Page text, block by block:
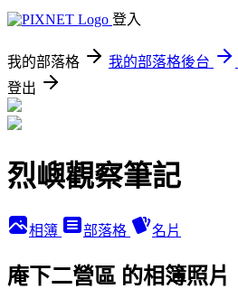
登入
我的部落格 我的部落格後台
登出
烈嶼觀察筆記
相簿 部落格 名片
庵下二營區 的相簿照片